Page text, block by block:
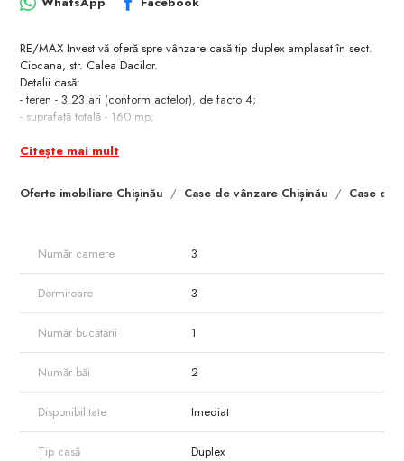
Oferte imobiliare Chișinău Case de vânzare Chișinău Case de
RE/MAX Invest vă oferă spre vânzare casă tip duplex amplasat în sect.
Ciocana, str. Calea Dacilor.
Detalii casă:
- teren - 3.23 ari (conform actelor), de facto 4;
- suprafaţă totală - 160 mp;
living, bucătărie, bloc sanitar, garderobă), etajul 2 (3 dormitoare, bloc
Beneficii:
- amplasare în oraş,
- loc de parcare în curte şi în faţa casei;
- reparatie modernă, mobilatăm GATA de trai imediat.
- aer curat, zonă liniştită.
Citește mai mult
Număr camere 3
Dormitoare 3
Număr bucătării 1
Număr băi 2
Disponibilitate Imediat
Tip casă Duplex